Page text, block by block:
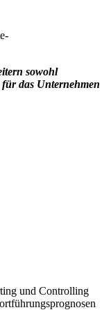
sowohl
das Unternehmen
und Controlling